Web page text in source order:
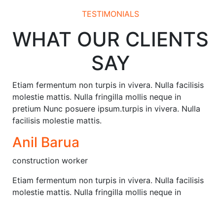
TESTIMONIALS
WHAT OUR CLIENTS
SAY
Etiam fermentum non turpis in vivera. Nulla facilisis
molestie mattis. Nulla fringilla mollis neque in
pretium Nunc posuere ipsum.turpis in vivera. Nulla
facilisis molestie mattis.
Anil Barua
construction worker
Etiam fermentum non turpis in vivera. Nulla facilisis
molestie mattis. Nulla fringilla mollis neque in